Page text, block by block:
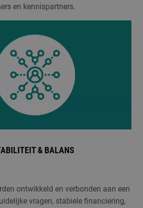
en kennispartners.
& BALANS
ontwikkeld en verbonden aan een
vragen, stabiele financiering,